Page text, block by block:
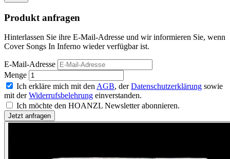
Produkt anfragen
Hinterlassen Sie ihre E-Mail-Adresse und wir informieren Sie, wenn
Cover Songs In Inferno wieder verfügbar ist.
E-Mail-Adresse
Menge
Ich erkläre mich mit den AGB, derDatenschutzerklärung sowie
mit derWiderrufsbelehrung einverstanden.
Ich möchte den HOANZL Newsletter abonnieren.